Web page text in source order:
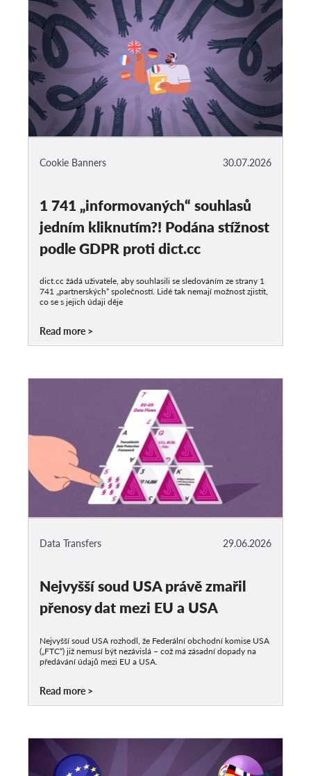
30.07.2026
Cookie Banners
1 741 „informovaných“ souhlasů
jedním kliknutím?! Podána stížnost
podle GDPR proti dict.cc
dict.cc žádá uživatele, aby souhlasili se sledováním ze strany 1
741 „partnerských“ společností. Lidé tak nemají možnost zjistit,
co se s jejich údaji děje
Read more
29.06.2026
Data Transfers
Nejvyšší soud USA právě zmařil
přenosy dat mezi EU a USA
Nejvyšší soud USA rozhodl, že Federální obchodní komise USA
(„FTC“) již nemusí být nezávislá – což má zásadní dopady na
předávání údajů mezi EU a USA.
Read more